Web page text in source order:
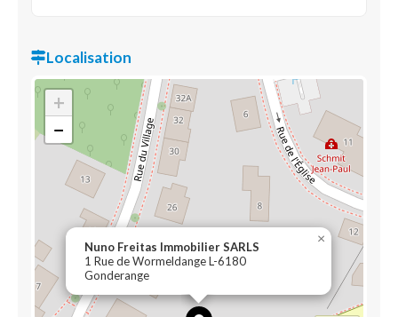
Localisation
Nuno Freitas Immobilier SARLS
1 Rue de Wormeldange L-6180
Gonderange
×
+
−